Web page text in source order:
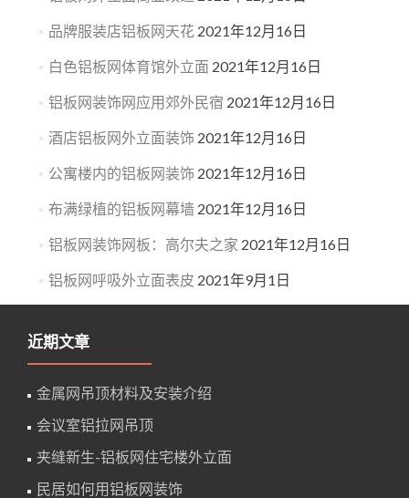
品牌服装店铝板网天花 2021年12月16日
白色铝板网体育馆外立面 2021年12月16日
铝板网装饰网应用郊外民宿 2021年12月16日
酒店铝板网外立面装饰 2021年12月16日
公寓楼内的铝板网装饰 2021年12月16日
布满绿植的铝板网幕墙 2021年12月16日
铝板网装饰网板：高尔夫之家 2021年12月16日
铝板网呼吸外立面表皮 2021年9月1日
近期文章
金属网吊顶材料及安装介绍
会议室铝拉网吊顶
夹缝新生-铝板网住宅楼外立面
民居如何用铝板网装饰